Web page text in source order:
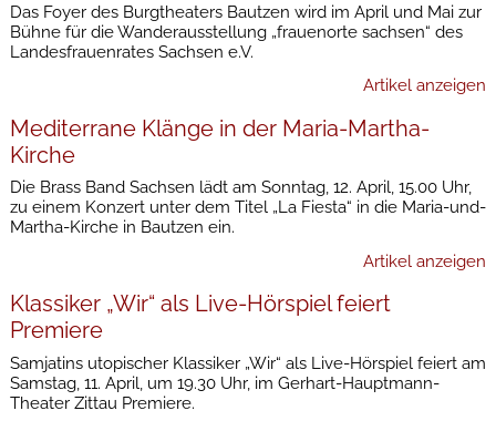
Das Foyer des Burgtheaters Bautzen wird im April und Mai zur
Bühne für die Wanderausstellung „frauenorte sachsen“ des
Landesfrauenrates Sachsen e.V.
Artikel anzeigen
Mediterrane Klänge in der Maria-Martha-
Kirche
Die Brass Band Sachsen lädt am Sonntag, 12. April, 15.00 Uhr,
zu einem Konzert unter dem Titel „La Fiesta“ in die Maria-und-
Martha-Kirche in Bautzen ein.
Artikel anzeigen
Klassiker „Wir“ als Live-Hörspiel feiert
Premiere
Samjatins utopischer Klassiker „Wir“ als Live-Hörspiel feiert am
Samstag, 11. April, um 19.30 Uhr, im Gerhart-Hauptmann-
Theater Zittau Premiere.